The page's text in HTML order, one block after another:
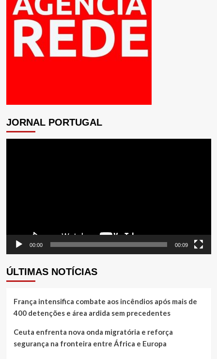
JORNAL PORTUGAL
00:00 00:09
ÚLTIMAS NOTÍCIAS
França intensifica combate aos incêndios após mais de
400 detenções e área ardida sem precedentes
Ceuta enfrenta nova onda migratória e reforça
segurança na fronteira entre África e Europa